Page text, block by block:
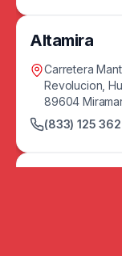
Altamira
Carretera
Revolucion,
89604
(833) 125